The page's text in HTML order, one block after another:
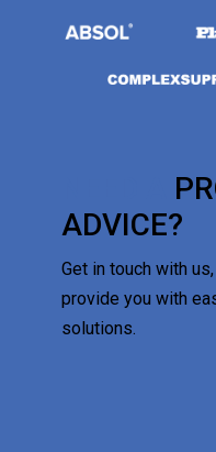
ADVICE?
Get in touch with
provide you with
solutions.